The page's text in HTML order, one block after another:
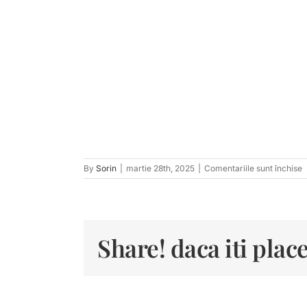
By Sorin martie 28th, 2025 Comentariile sunt închise
Share! daca iti